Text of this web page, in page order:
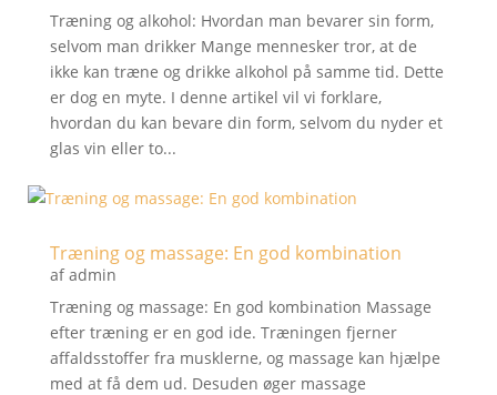
Træning og alkohol: Hvordan man bevarer sin form,
selvom man drikker Mange mennesker tror, at de
ikke kan træne og drikke alkohol på samme tid. Dette
er dog en myte. I denne artikel vil vi forklare,
hvordan du kan bevare din form, selvom du nyder et
glas vin eller to...
Træning og massage: En god kombination
afadmin
Træning og massage: En god kombination Massage
efter træning er en god ide. Træningen fjerner
affaldsstoffer fra musklerne, og massage kan hjælpe
med at få dem ud. Desuden øger massage